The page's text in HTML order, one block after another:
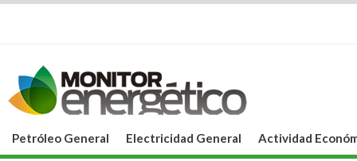
Petróleo General Electricidad General Actividad